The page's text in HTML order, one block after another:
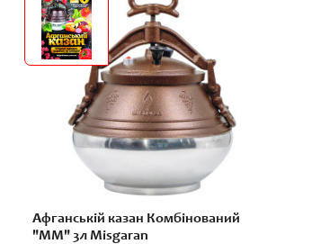
Афганській казан Комбінований
"ММ" 3л Misgaran